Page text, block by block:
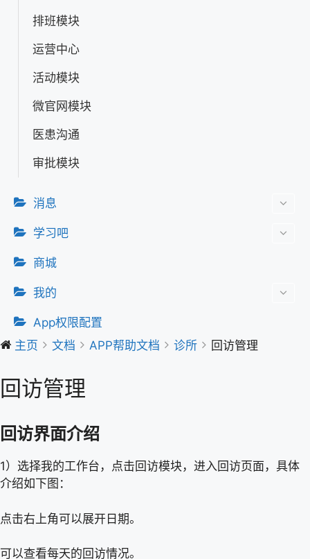
排班模块
运营中心
活动模块
微官网模块
医患沟通
审批模块
消息
学习吧
商城
我的
App权限配置
主页
文档 APP帮助文档 诊所 回访管理
回访管理
回访界面介绍
1）选择我的工作台，点击回访模块，进入回访页面，具体
介绍如下图：
点击右上角可以展开日期。
可以查看每天的回访情况。